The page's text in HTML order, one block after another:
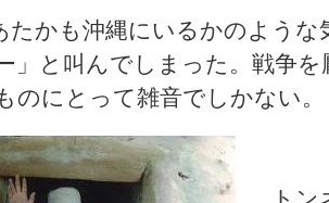
かも沖縄にいるかのような
」と叫んでしまった。戦争
のにとって雑音でしかない。